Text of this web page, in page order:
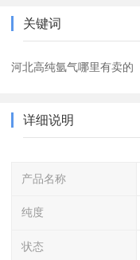
关键词
河北高纯氩气哪里有卖的
详细说明
产品名称
纯度
状态